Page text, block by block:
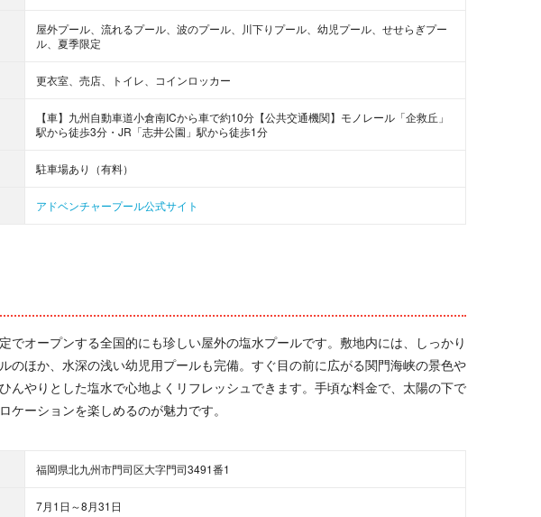
屋外プール、流れるプール、波のプール、川下りプール、幼児プール、せせらぎプー
ル、夏季限定
更衣室、売店、トイレ、コインロッカー
【車】九州自動車道小倉南ICから車で約10分【公共交通機関】モノレール「企救丘」
駅から徒歩3分・JR「志井公園」駅から徒歩1分
駐車場あり（有料）
アドベンチャープール公式サイト
でオープンする全国的にも珍しい屋外の塩水プールです。敷地内には、しっかり
のほか、水深の浅い幼児用プールも完備。すぐ目の前に広がる関門海峡の景色や
んやりとした塩水で心地よくリフレッシュできます。手頃な料金で、太陽の下で
ケーションを楽しめるのが魅力です。
福岡県北九州市門司区大字門司3491番1
7月1日～8月31日